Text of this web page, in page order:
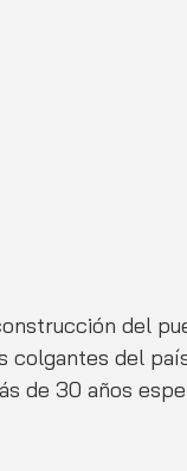
del
colgantes del
de 30 años